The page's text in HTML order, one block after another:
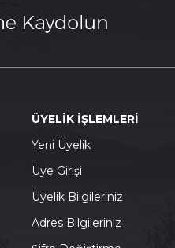
ÜYELİK İŞLEMLERİ
Yeni Üyelik
Üye Girişi
Üyelik Bilgileriniz
Adres Bilgileriniz